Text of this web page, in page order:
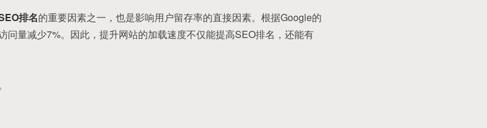
排名的重要因素之一，也是影响用户留存率的直接因素。根据Google的
问量减少7%。因此，提升网站的加载速度不仅能提高SEO排名，还能有